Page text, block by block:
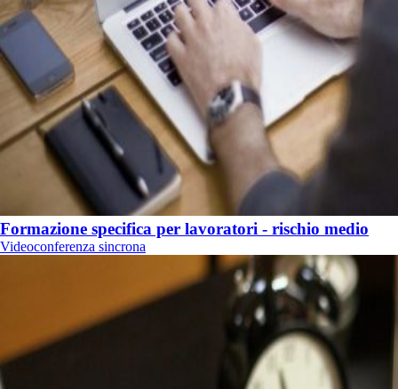
Formazione specifica per lavoratori - rischio medio
Videoconferenza sincrona